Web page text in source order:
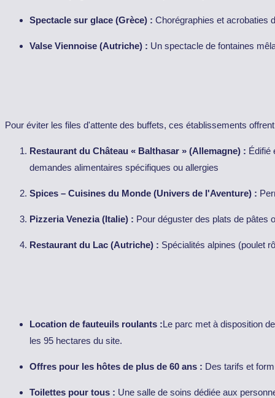
Spectacle sur glace (Grèce) : Chorégraphies et acrobaties
Valse Viennoise (Autriche) : Un spectacle de fontaines
Pour éviter les files d'attente des buffets, ces établissements
Restaurant du Château « Balthasar » (Allemagne) : Édifié
demandes alimentaires spécifiques ou allergies
Spices – Cuisines du Monde (Univers de l'Aventure) :
Pizzeria Venezia (Italie) : Pour déguster des plats de pâtes
Restaurant du Lac (Autriche) : Spécialités alpines (poulet
Location de fauteuils roulants :Le parc met à disposition
les 95 hectares du site.
Offres pour les hôtes de plus de 60 ans : Des tarifs et
Toilettes pour tous : Une salle de soins dédiée aux